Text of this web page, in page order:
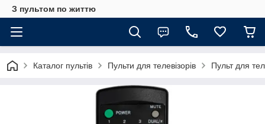
З пультом по життю
Каталог пультів Пульти для телевізорів Пульт для